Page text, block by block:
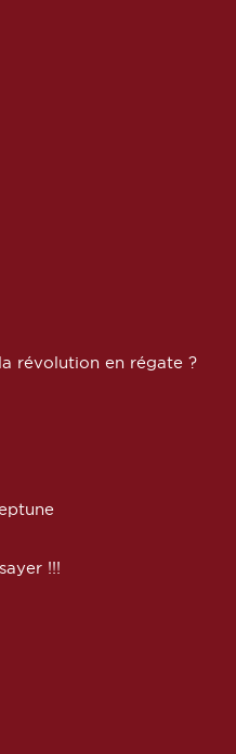
révolution en régate ?
!!!